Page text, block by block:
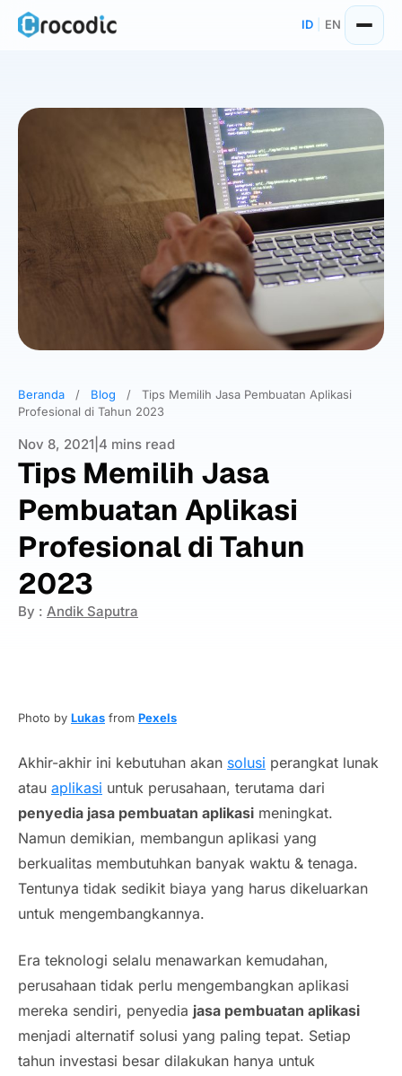
Skip
ID EN
Beranda / Blog /
Tips Memilih Jasa Pembuatan Aplikasi
Profesional di Tahun 2023
Nov 8, 2021 4 mins read
Tips Memilih Jasa
Pembuatan Aplikasi
Profesional di Tahun
2023
By : Andik Saputra
Photo by Lukas from Pexels
Akhir-akhir ini kebutuhan akan solusi perangkat lunak
atau aplikasi untuk perusahaan, terutama dari
penyedia jasa pembuatan aplikasi meningkat.
Namun demikian, membangun aplikasi yang
berkualitas membutuhkan banyak waktu & tenaga.
Tentunya tidak sedikit biaya yang harus dikeluarkan
untuk mengembangkannya.
Era teknologi selalu menawarkan kemudahan,
perusahaan tidak perlu mengembangkan aplikasi
mereka sendiri, penyedia jasa pembuatan aplikasi
menjadi alternatif solusi yang paling tepat. Setiap
tahun investasi besar dilakukan hanya untuk